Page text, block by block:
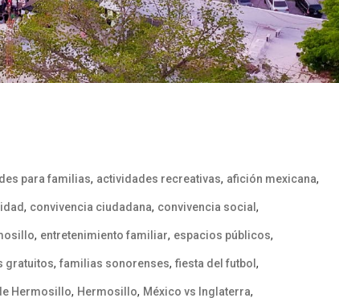
para familias, actividades recreativas, afición mexicana,
, convivencia ciudadana, convivencia social,
, entretenimiento familiar, espacios públicos,
gratuitos, familias sonorenses, fiesta del futbol,
Hermosillo, Hermosillo, México vs Inglaterra,